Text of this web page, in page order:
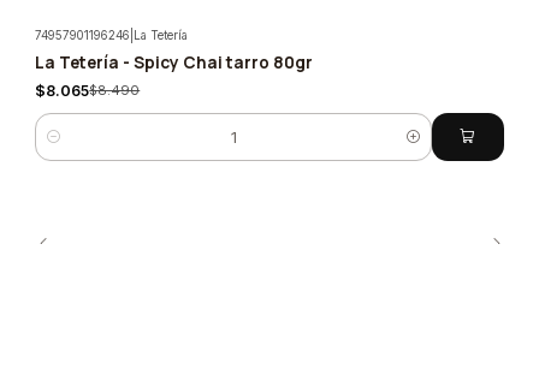
-5%
74957901196246 La Tetería
La Tetería - Spicy Chai tarro 80gr
$8.065$8.490
Cantidad